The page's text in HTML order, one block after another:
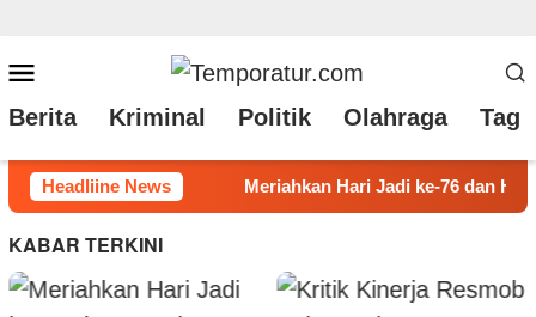
ke
konten
Mobile
Berita Kriminal Politik Olahraga Tag
Headliine News
HUT ke-81 RI, 28 Tim OPD Ikuti Turnamen Futsal Piala
KABAR TERKINI